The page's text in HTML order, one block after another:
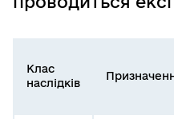
Клас
наслідків